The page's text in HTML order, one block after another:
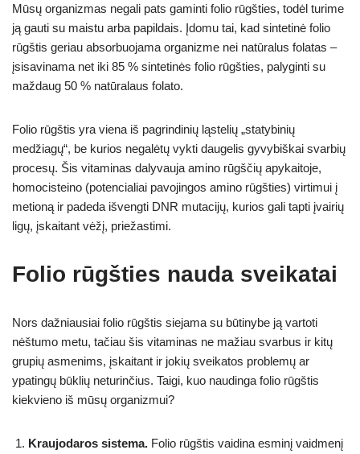
Mūsų organizmas negali pats gaminti folio rūgšties, todėl turime
ją gauti su maistu arba papildais. Įdomu tai, kad sintetinė folio
rūgštis geriau absorbuojama organizme nei natūralus folatas –
įsisavinama net iki 85 % sintetinės folio rūgšties, palyginti su
maždaug 50 % natūralaus folato.
Folio rūgštis yra viena iš pagrindinių ląstelių „statybinių
medžiagų“, be kurios negalėtų vykti daugelis gyvybiškai svarbių
procesų. Šis vitaminas dalyvauja amino rūgščių apykaitoje,
homocisteino (potencialiai pavojingos amino rūgšties) virtimui į
metioną ir padeda išvengti DNR mutacijų, kurios gali tapti įvairių
ligų, įskaitant vėžį, priežastimi.
Folio rūgšties nauda sveikatai
Nors dažniausiai folio rūgštis siejama su būtinybe ją vartoti
nėštumo metu, tačiau šis vitaminas ne mažiau svarbus ir kitų
grupių asmenims, įskaitant ir jokių sveikatos problemų ar
ypatingų būklių neturinčius. Taigi, kuo naudinga folio rūgštis
kiekvieno iš mūsų organizmui?
Kraujodaros sistema. Folio rūgštis vaidina esminį vaidmenį